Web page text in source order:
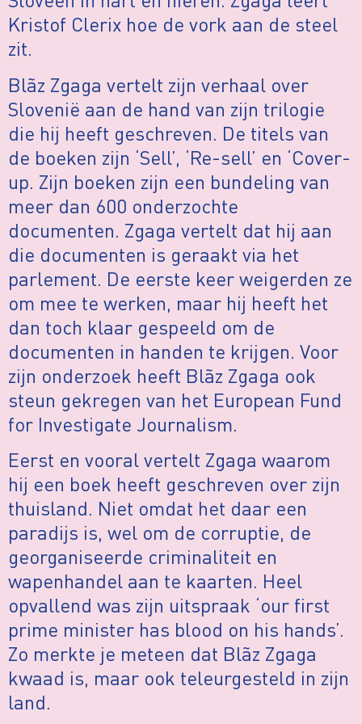
Kristof Clerix hoe de vork aan de steel
zit.
Blãz Zgaga vertelt zijn verhaal over
Slovenië aan de hand van zijn trilogie
die hij heeft geschreven. De titels van
de boeken zijn ‘Sell’, ‘Re-sell’ en ‘Cover-
up. Zijn boeken zijn een bundeling van
meer dan 600 onderzochte
documenten. Zgaga vertelt dat hij aan
die documenten is geraakt via het
parlement. De eerste keer weigerden ze
om mee te werken, maar hij heeft het
dan toch klaar gespeeld om de
documenten in handen te krijgen. Voor
zijn onderzoek heeft Blãz Zgaga ook
steun gekregen van het European Fund
for Investigate Journalism.
Eerst en vooral vertelt Zgaga waarom
hij een boek heeft geschreven over zijn
thuisland. Niet omdat het daar een
paradijs is, wel om de corruptie, de
georganiseerde criminaliteit en
wapenhandel aan te kaarten. Heel
opvallend was zijn uitspraak ‘our first
prime minister has blood on his hands’.
Zo merkte je meteen dat Blãz Zgaga
kwaad is, maar ook teleurgesteld in zijn
land.